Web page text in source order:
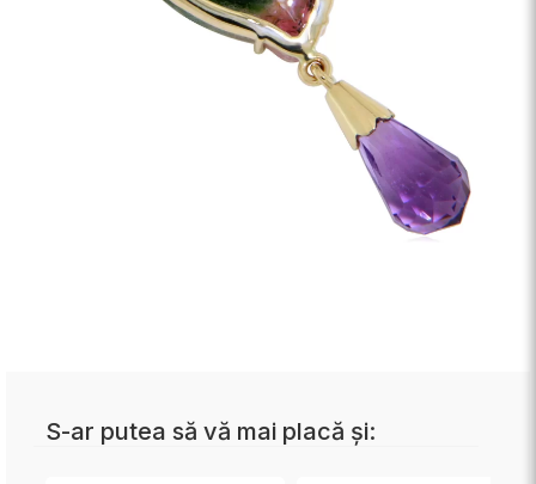
S-ar putea să vă mai placă și: